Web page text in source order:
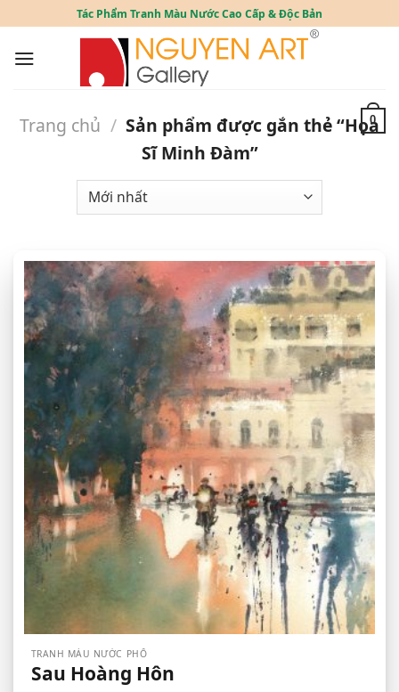
to
content
Tác Phẩm Tranh Màu Nước Cao Cấp & Độc Bản
0
Trang chủ / Sản phẩm được gắn thẻ “Họa
Sĩ Minh Đàm”
TRANH MÀU NƯỚC PHỐ
Sau Hoàng Hôn